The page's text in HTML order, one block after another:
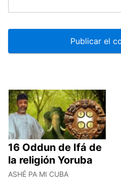
16 Oddun de Ifá de
la religión Yoruba
ASHÉ PA MI CUBA